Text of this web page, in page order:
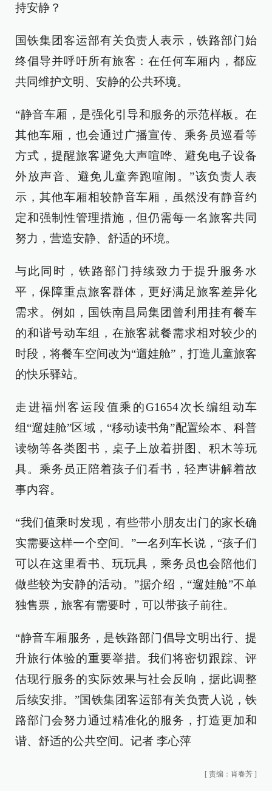
持安静？
国铁集团客运部有关负责人表示，铁路部门始
终倡导并呼吁所有旅客：在任何车厢内，都应
共同维护文明、安静的公共环境。
“静音车厢，是强化引导和服务的示范样板。在
其他车厢，也会通过广播宣传、乘务员巡看等
方式，提醒旅客避免大声喧哗、避免电子设备
外放声音、避免儿童奔跑喧闹。”该负责人表
示，其他车厢相较静音车厢，虽然没有静音约
定和强制性管理措施，但仍需每一名旅客共同
努力，营造安静、舒适的环境。
与此同时，铁路部门持续致力于提升服务水
平，保障重点旅客群体，更好满足旅客差异化
需求。例如，国铁南昌局集团曾利用挂有餐车
的和谐号动车组，在旅客就餐需求相对较少的
时段，将餐车空间改为“遛娃舱”，打造儿童旅客
的快乐驿站。
走进福州客运段值乘的G1654次长编组动车
组“遛娃舱”区域，“移动读书角”配置绘本、科普
读物等各类图书，桌子上放着拼图、积木等玩
具。乘务员正陪着孩子们看书，轻声讲解着故
事内容。
“我们值乘时发现，有些带小朋友出门的家长确
实需要这样一个空间。”一名列车长说，“孩子们
可以在这里看书、玩玩具，乘务员也会陪他们
做些较为安静的活动。”据介绍，“遛娃舱”不单
独售票，旅客有需要时，可以带孩子前往。
“静音车厢服务，是铁路部门倡导文明出行、提
升旅行体验的重要举措。我们将密切跟踪、评
估现行服务的实际效果与社会反响，据此调整
后续安排。”国铁集团客运部有关负责人说，铁
路部门会努力通过精准化的服务，打造更加和
谐、舒适的公共空间。记者 李心萍
[ 责编：肖春芳 ]